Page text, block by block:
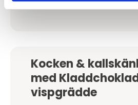
295 kr / Kuvert
Kocken &
med
vispgrädde